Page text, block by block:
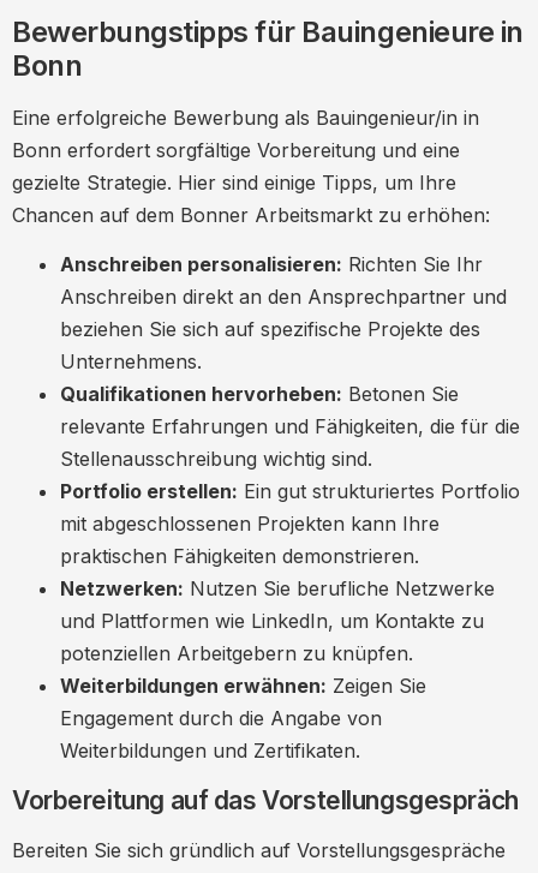
Bewerbungstipps für Bauingenieure in
Bonn
Eine erfolgreiche Bewerbung als Bauingenieur/in in
Bonn erfordert sorgfältige Vorbereitung und eine
gezielte Strategie. Hier sind einige Tipps, um Ihre
Chancen auf dem Bonner Arbeitsmarkt zu erhöhen:
Anschreiben personalisieren: Richten Sie Ihr
Anschreiben direkt an den Ansprechpartner und
beziehen Sie sich auf spezifische Projekte des
Unternehmens.
Qualifikationen hervorheben: Betonen Sie
relevante Erfahrungen und Fähigkeiten, die für die
Stellenausschreibung wichtig sind.
Portfolio erstellen: Ein gut strukturiertes Portfolio
mit abgeschlossenen Projekten kann Ihre
praktischen Fähigkeiten demonstrieren.
Netzwerken: Nutzen Sie berufliche Netzwerke
und Plattformen wie LinkedIn, um Kontakte zu
potenziellen Arbeitgebern zu knüpfen.
Weiterbildungen erwähnen: Zeigen Sie
Engagement durch die Angabe von
Weiterbildungen und Zertifikaten.
Vorbereitung auf das Vorstellungsgespräch
Bereiten Sie sich gründlich auf Vorstellungsgespräche